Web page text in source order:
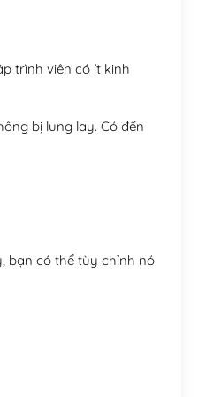
trình viên có ít kinh
bị lung lay. Có đến
bạn có thể tùy chỉnh nó